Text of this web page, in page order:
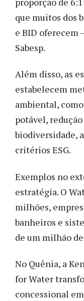
que muitos dos
e BID oferecem
Sabesp.
Além disso, as
estabelecem
ambiental, como
potável,
biodiversidade,
critérios ESG.
Exemplos no
estratégia. O
milhões,
banheiros e
de um milhão de
No Quênia, a
for Water
concessional